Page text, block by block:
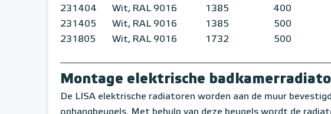
231404
Wit, RAL 9016 1385 400
231405
Wit, RAL 9016 1385 500
231805
Wit, RAL 9016 1732 500
Montage elektrische
De LISA elektrische radiatoren worden aan de muur
ophangbeugels. Met behulp van deze beugels wordt de